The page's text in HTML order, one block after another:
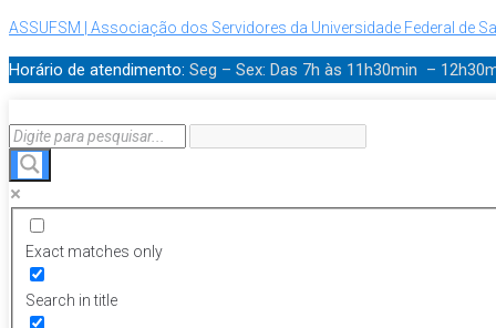
ASSUFSM | Associação dos Servidores da Universidade Federal de
Horário de atendimento: Seg – Sex: Das 7h às 11h30min –
Exact matches only
Search in title